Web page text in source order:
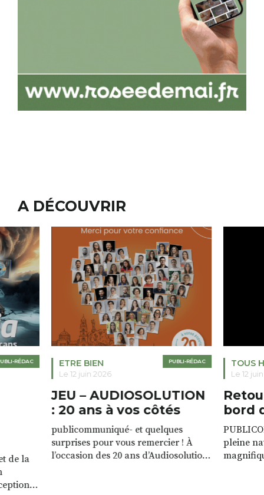
A DÉCOUVRIR
PUBLI-RÉDAC
ETRE BIEN
Le 12 juin 2026
JEU – AUDIOSOLUTION
: 20 ans à vos côtés
publicommuniqué- et quelques
surprises pour vous remercier ! À
l’occasion des 20 ans d’Audiosolution,
grand tirage au sort réservé à nos
TOUS
Le 12 juin 2026
Retournac
bord de
pleine nature a
magnifique plan